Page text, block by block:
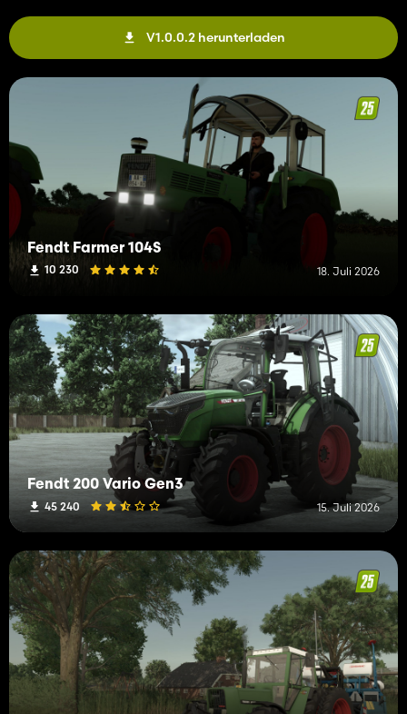
V1.0.0.2 herunterladen
Fendt Farmer 104S
10 230 18. Juli 2026
Fendt 200 Vario Gen3
45 240 15. Juli 2026